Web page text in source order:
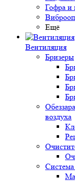
Гофра и
Ещё
Вентиляция
Бризеры
воздуха